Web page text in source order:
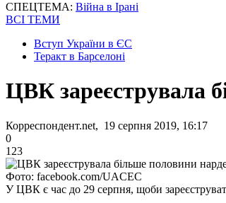
СПЕЦТЕМА: Війна в Ірані
ВСІ ТЕМИ
Вступ України в ЄС
Теракт в Барселоні
ЦВК зареєструвала
Корреспондент.net, 19 серпня 2019, 16:17
0
123
Фото: facebook.com/UACEC
У ЦВК є час до 29 серпня, щоби